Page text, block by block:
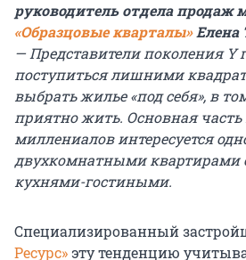
руководитель отдела
«Образцовые кварталы»Елена
— Представители поколения Y
поступиться лишними
выбрать жилье «под себя», в
приятно жить. Основная часть
миллениалов интересуется
двухкомнатными квартирами
кухнями-гостиными.
Специализированный
Ресурс»эту тенденцию